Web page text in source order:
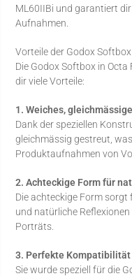
ML60IIBi und garantiert
Aufnahmen.
Vorteile der Godox
Die Godox Softbox in
dir viele Vorteile:
1. Weiches,
Dank der speziellen
gleichmässig gestreut,
Produktaufnahmen von
2. Achteckige Form für
Die achteckige Form
und natürliche
Porträts.
3. Perfekte Kompatibilität
Sie wurde speziell für die